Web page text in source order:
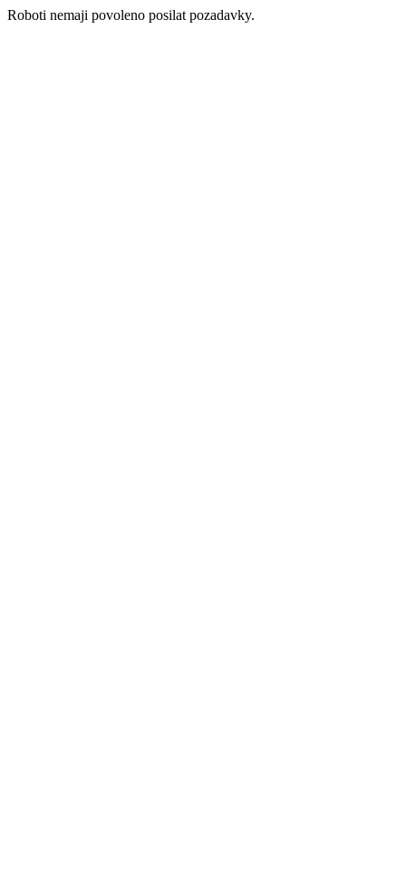
Roboti nemaji povoleno posilat pozadavky.